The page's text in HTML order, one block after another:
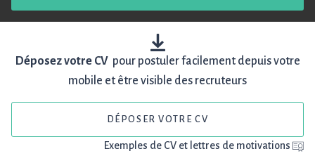
Déposez votre CVpour postuler facilement depuis votre
mobile et être visible des recruteurs
DÉPOSER VOTRE CV
Exemples de CV et lettres de motivations